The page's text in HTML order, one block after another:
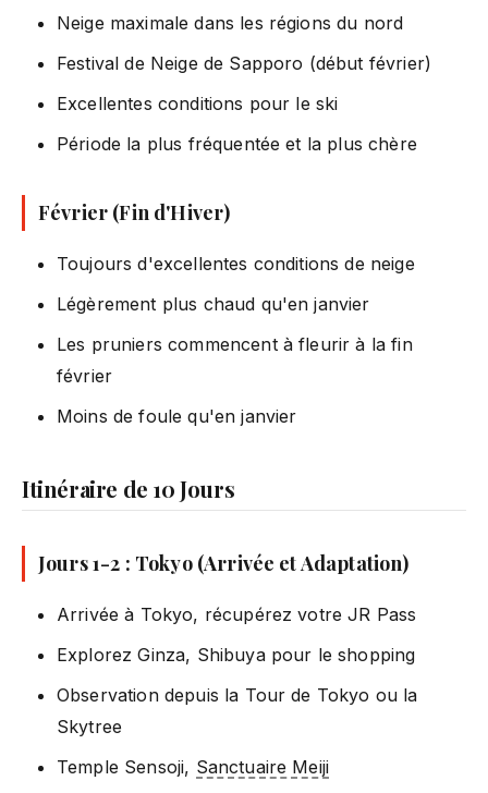
Neige maximale dans les régions du nord
Festival de Neige de Sapporo (début février)
Excellentes conditions pour le ski
Période la plus fréquentée et la plus chère
Février (Fin d'Hiver)
Toujours d'excellentes conditions de neige
Légèrement plus chaud qu'en janvier
Les pruniers commencent à fleurir à la fin
février
Moins de foule qu'en janvier
Itinéraire de 10 Jours
Jours 1-2 : Tokyo (Arrivée et Adaptation)
Arrivée à Tokyo, récupérez votre JR Pass
Explorez Ginza, Shibuya pour le shopping
Observation depuis la Tour de Tokyo ou la
Skytree
Temple Sensoji, Sanctuaire Meiji